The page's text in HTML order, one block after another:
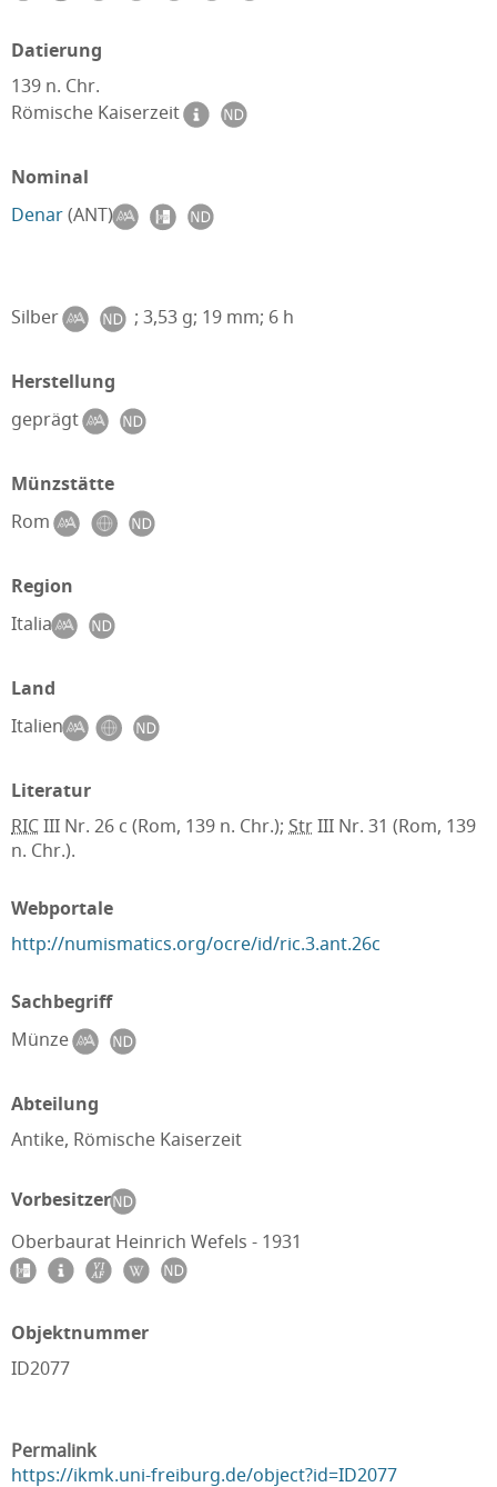
Datierung
139 n. Chr.
Römische Kaiserzeit
Nominal
Denar(ANT)
Silber ; 3,53 g; 19 mm; 6 h
Herstellung
geprägt
Münzstätte
Rom
Region
Italia
Land
Italien
Literatur
RICIII Nr. 26 c (Rom, 139 n. Chr.); StrIII Nr. 31 (Rom, 139
n. Chr.).
Webportale
http://numismatics.org/ocre/id/ric.3.ant.26c
Sachbegriff
Münze
Abteilung
Antike, Römische Kaiserzeit
Vorbesitzer
Oberbaurat Heinrich Wefels - 1931
Objektnummer
ID2077
Permalink
https://ikmk.uni-freiburg.de/object?id=ID2077